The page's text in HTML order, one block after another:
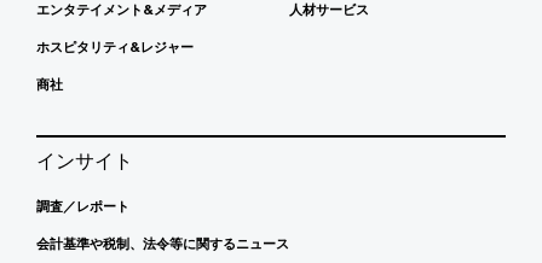
エンタテイメント&メディア
ホスピタリティ&レジャー
商社
人材サービス
インサイト
調査／レポート
会計基準や税制、法令等に関するニュース